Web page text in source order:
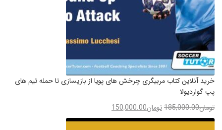
خرید آنلاین کتاب مربیگری چرخش های پویا از بازیسازی تا حمله تیم های
پپ گواردیولا
تومان185,000.00تومان150,000.00